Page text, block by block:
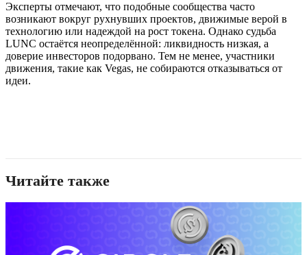
Эксперты отмечают, что подобные сообщества часто
возникают вокруг рухнувших проектов, движимые верой в
технологию или надеждой на рост токена. Однако судьба
LUNC остаётся неопределённой: ликвидность низкая, а
доверие инвесторов подорвано. Тем не менее, участники
движения, такие как Vegas, не собираются отказываться от
идеи.
Читайте также